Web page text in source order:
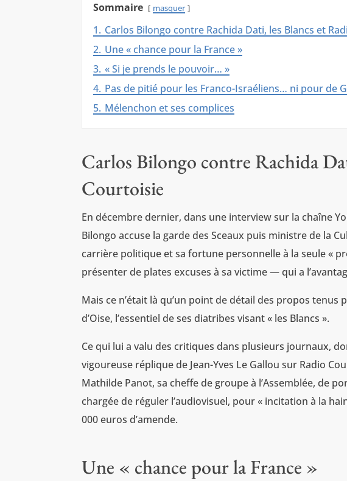
Sommaire masquer
1. Carlos Bilongo contre Rachida Dati, les Blancs et
2. Une « chance pour la France »
3. « Si je prends le pouvoir… »
4. Pas de pitié pour les Franco-Israéliens… ni pour de
5. Mélenchon et ses complices
Carlos Bilongo contre Rachida
Courtoisie
En décembre dernier, dans une interview sur la chaîne
Bilongo accuse la garde des Sceaux puis ministre de la
carrière politique et sa fortune personnelle à la seule «
présenter de plates excuses à sa victime — qui a
Mais ce n’était là qu’un point de détail des propos
d’Oise, l’essentiel de ses diatribes visant « les Blancs ».
Ce qui lui a valu des critiques dans plusieurs journaux,
vigoureuse réplique de Jean-Yves Le Gallou sur Radio
Mathilde Panot, sa cheffe de groupe à l’Assemblée, de
chargée de réguler l’audiovisuel, pour « incitation à la
000 euros d’amende.
Une « chance pour la France »